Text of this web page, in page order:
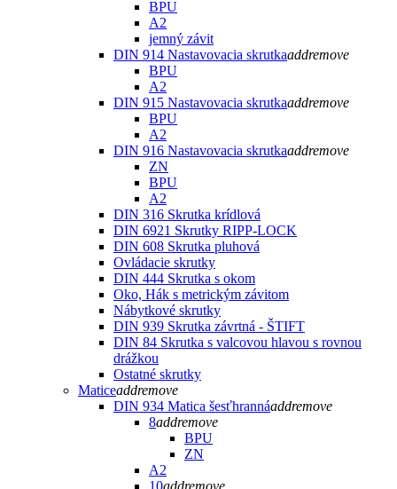
BPU
A2
jemný závit
DIN 914 Nastavovacia skrutkaaddremove
BPU
A2
DIN 915 Nastavovacia skrutkaaddremove
BPU
A2
DIN 916 Nastavovacia skrutkaaddremove
ZN
BPU
A2
DIN 316 Skrutka krídlová
DIN 6921 Skrutky RIPP-LOCK
DIN 608 Skrutka pluhová
Ovládacie skrutky
DIN 444 Skrutka s okom
Oko, Hák s metrickým závitom
Nábytkové skrutky
DIN 939 Skrutka závrtná - ŠTIFT
DIN 84 Skrutka s valcovou hlavou s rovnou
drážkou
Ostatné skrutky
Maticeaddremove
DIN 934 Matica šesťhrannáaddremove
8addremove
BPU
ZN
A2
10addremove